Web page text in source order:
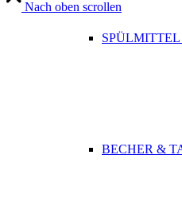
BECHER &
Nach oben scrollen